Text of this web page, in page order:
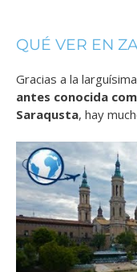
QUÉ VER EN
Gracias a la
antes conocida
Saraqusta, hay